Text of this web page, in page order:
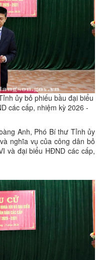
ủy bỏ phiếu bầu đại biểu
các cấp, nhiệm kỳ 2026 -
Anh, Phó Bí thư Tỉnh ủy
nghĩa vụ của công dân bỏ
và đại biểu HĐND các cấp,